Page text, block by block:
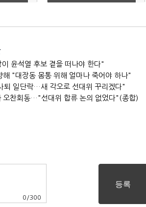
"
라"
윤석열 후보 곁을 떠나야 한다"
해 "대장동 몸통 위해 얼마나 죽어야 하나"
퇴 일단락…새 각오로 선대위 꾸리겠다"
오찬회동…"선대위 합류 논의 없었다"(종합)
0 /300